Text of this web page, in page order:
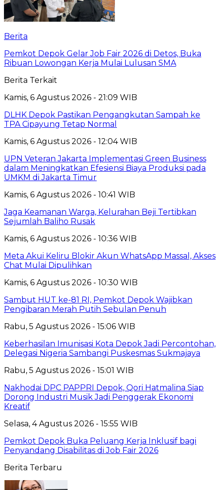
Berita
Pemkot Depok Gelar Job Fair 2026 di Detos, Buka
Ribuan Lowongan Kerja Mulai Lulusan SMA
Berita Terkait
Kamis, 6 Agustus 2026 - 21:09 WIB
DLHK Depok Pastikan Pengangkutan Sampah ke
TPA Cipayung Tetap Normal
Kamis, 6 Agustus 2026 - 12:04 WIB
UPN Veteran Jakarta Implementasi Green Business
dalam Meningkatkan Efesiensi Biaya Produksi pada
UMKM di Jakarta Timur
Kamis, 6 Agustus 2026 - 10:41 WIB
Jaga Keamanan Warga, Kelurahan Beji Tertibkan
Sejumlah Baliho Rusak
Kamis, 6 Agustus 2026 - 10:36 WIB
Meta Akui Keliru Blokir Akun WhatsApp Massal, Akses
Chat Mulai Dipulihkan
Kamis, 6 Agustus 2026 - 10:30 WIB
Sambut HUT ke-81 RI, Pemkot Depok Wajibkan
Pengibaran Merah Putih Sebulan Penuh
Rabu, 5 Agustus 2026 - 15:06 WIB
Keberhasilan Imunisasi Kota Depok Jadi Percontohan,
Delegasi Nigeria Sambangi Puskesmas Sukmajaya
Rabu, 5 Agustus 2026 - 15:01 WIB
Nakhodai DPC PAPPRI Depok, Qori Hatmalina Siap
Dorong Industri Musik Jadi Penggerak Ekonomi
Kreatif
Selasa, 4 Agustus 2026 - 15:55 WIB
Pemkot Depok Buka Peluang Kerja Inklusif bagi
Penyandang Disabilitas di Job Fair 2026
Berita Terbaru